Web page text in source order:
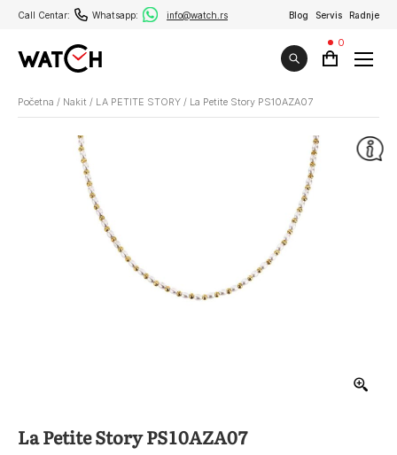
Call Centar: Whatsapp: info@watch.rs Blog Servis Radnje
0
Početna / Nakit / LA PETITE STORY / La Petite Story PS10AZA07
La Petite Story PS10AZA07